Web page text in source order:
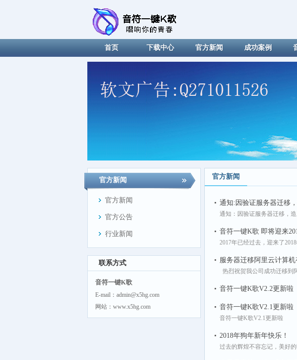
首页 下载中心 官方新闻 成功案例
官方新闻
官方新闻
官方公告
行业新闻
联系方式
音符一键K歌
E-mail：admin@x5hg.com
网站：www.x5hg.com
官方新闻
通知:因验证服务器迁移
通知：因验证服务器迁移，
音符一键K歌 即将迎来
2017年已经过去，迎来了
服务器迁移阿里云计算机
热烈祝贺我公司成功迁移到
音符一键K歌V2.2更新啦
音符一键K歌V2.1更新啦
音符一键K歌V2.1更新啦
2018年狗年新年快乐！
过去的辉煌不容忘记，美好